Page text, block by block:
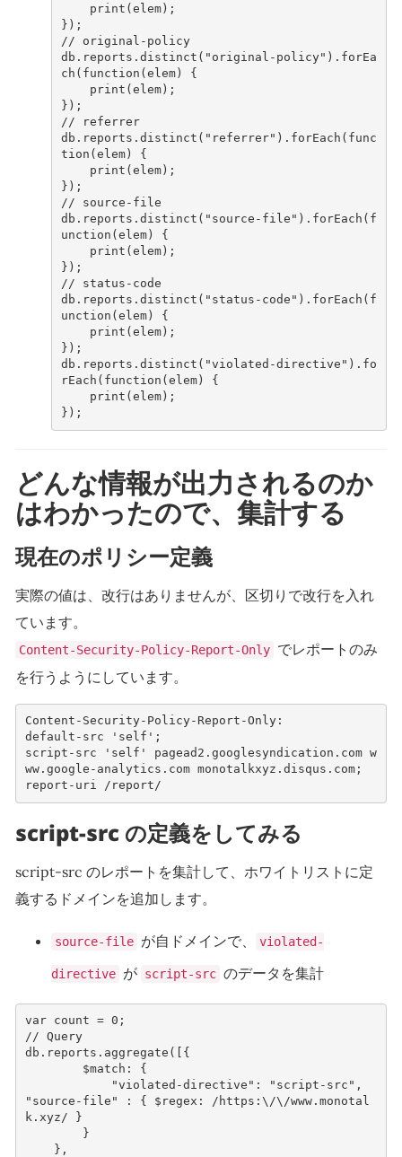
print ( elem);
});
// original-policy
db . reports . distinct ( "original-policy" ). forEa
ch ( function ( elem)
{
print ( elem);
});
// referrer
db . reports . distinct ( "referrer" ). forEach ( func
tion ( elem)
{
print ( elem);
});
// source-file
db . reports . distinct ( "source-file" ). forEach ( f
unction ( elem)
{
print ( elem);
});
// status-code
db . reports . distinct ( "status-code" ). forEach ( f
unction ( elem)
{
print ( elem);
});
db . reports . distinct ( "violated-directive" ). fo
rEach ( function ( elem)
{
print ( elem);
});
どんな情報が出力されるのか
はわかったので、集計する
現在のポリシー定義
実際の値は、改行はありませんが、区切りで改行を入れ
ています。
Content-Security-Policy-Report-Only でレポートのみ
を行うようにしています。
Content-Security-Policy-Report-Only:
default-src 'self';
script-src 'self' pagead2.googlesyndication.com w
ww.google-analytics.com monotalkxyz.disqus.com;
report-uri /report/
script-src の定義をしてみる
script-src のレポートを集計して、ホワイトリストに定
義するドメインを追加します。
source-file が自ドメインで、 violated-
directive が script-src のデータを集計
var count = 0 ;
// Query
db . reports . aggregate ([{
$match :
{
"violated-directive" : "script-src" ,
"source-file"
: { $regex :
/https:\/\/www.monotal
k.xyz/
}
}
},